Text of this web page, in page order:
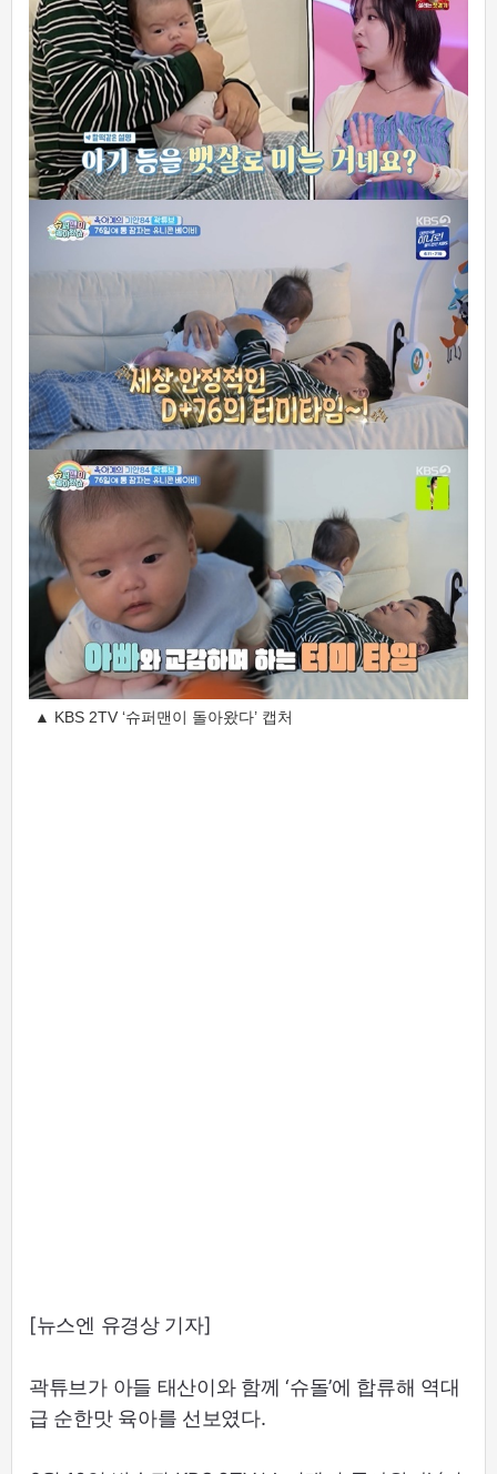
▲ KBS 2TV ‘슈퍼맨이 돌아왔다’ 캡처
[뉴스엔 유경상 기자]
곽튜브가 아들 태산이와 함께 ‘슈돌’에 합류해 역대
급 순한맛 육아를 선보였다.